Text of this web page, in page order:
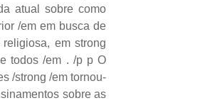
atual sobre como
/em em busca de
em strong
todos /em . /p p O
/strong /em tornou-
sobre as